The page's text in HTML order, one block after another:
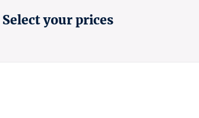
Select your prices